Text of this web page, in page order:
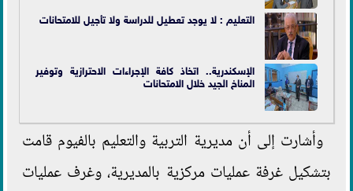
التعليم : لا يوجد تعطيل للدراسة ولا تأجيل للامتحانات
الإسكندرية.. اتخاذ كافة الإجراءات الاحترازية وتوفير
المناخ الجيد خلال الامتحانات
وأشارت إلى أن مديرية التربية والتعليم بالفيوم قامت
بتشكيل غرفة عمليات مركزية بالمديرية، وغرف عمليات